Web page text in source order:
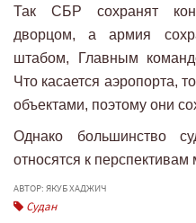
Так СБР сохранят
дворцом, а армия
штабом, Главным
Что касается аэропорта,
объектами, поэтому они
Однако большинство
относятся к перспективам
АВТОР: ЯКУБ ХАДЖИЧ
Судан